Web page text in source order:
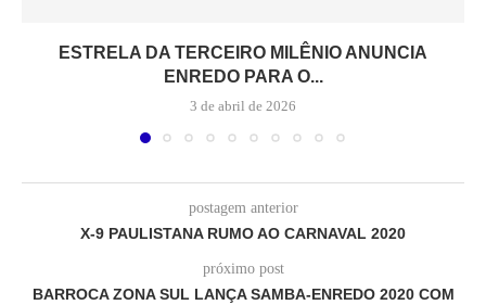
ESTRELA DA TERCEIRO MILÊNIO ANUNCIA
ENREDO PARA O...
3 de abril de 2026
postagem anterior
X-9 PAULISTANA RUMO AO CARNAVAL 2020
próximo post
BARROCA ZONA SUL LANÇA SAMBA-ENREDO 2020 COM